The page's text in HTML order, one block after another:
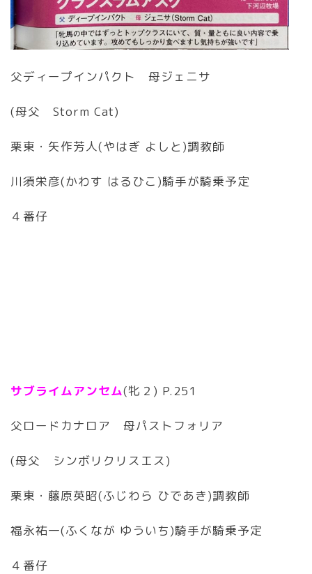
父ディープインパクト 母ジェニサ
(母父 Storm Cat)
栗東・矢作芳人(やはぎ よしと)調教師
川須栄彦(かわす はるひこ)騎手が騎乗予定
４番仔
サブライムアンセム(牝２) P.251
父ロードカナロア 母パストフォリア
(母父 シンボリクリスエス)
栗東・藤原英昭(ふじわら ひであき)調教師
福永祐一(ふくなが ゆういち)騎手が騎乗予定
４番仔